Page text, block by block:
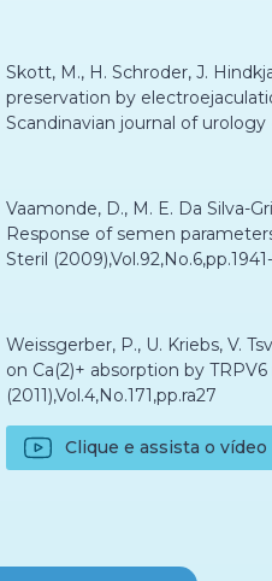
Skott, M., H. Schroder, J.
preservation by
Scandinavian journal of urology
Vaamonde, D., M. E. Da Silva-
Response of semen
Steril
Weissgerber, P., U. Kriebs, V.
on Ca(2)+ absorption by
(2011),Vol.4,No.171,pp.ra27
Clique e assista o vídeo